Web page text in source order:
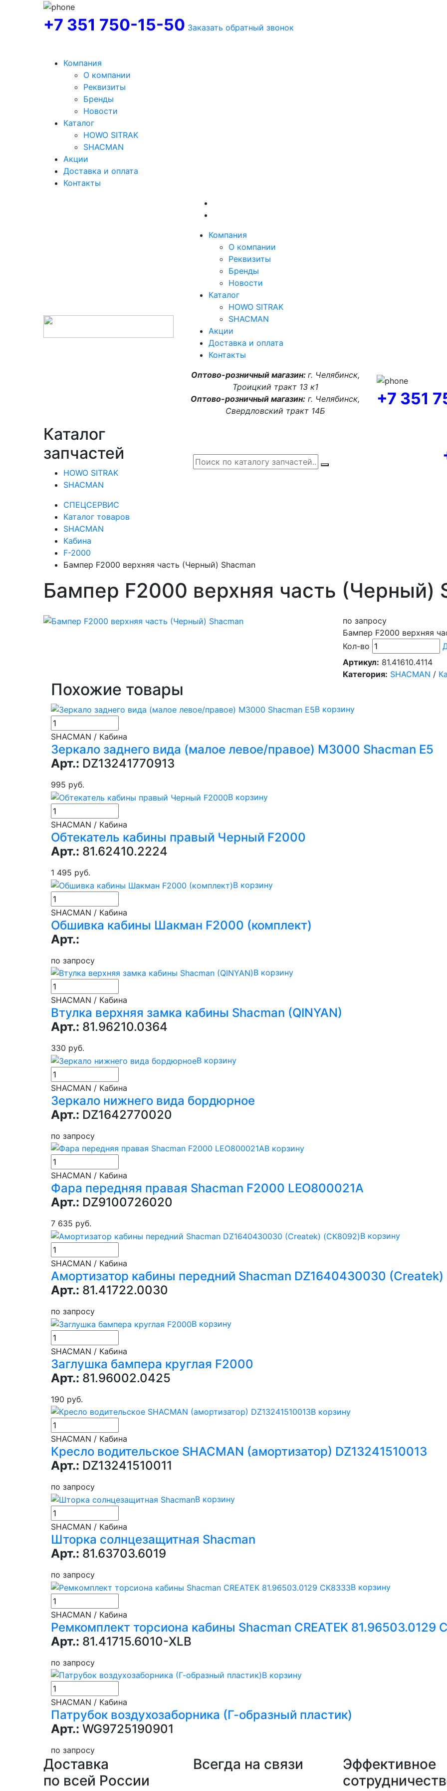
+7 351 750-15-50 Заказать обратный звонок
Компания
О компании
Реквизиты
Бренды
Новости
Каталог
HOWO SITRAK
SHACMAN
Акции
Доставка и оплата
Контакты
Компания
О компании
Реквизиты
Бренды
Новости
Каталог
HOWO SITRAK
SHACMAN
Акции
Доставка и оплата
Контакты
Оптово-розничный магазин: г. Челябинск,
Троицкий тракт 13 к1
Оптово-розничный магазин: г. Челябинск,
Свердловский тракт 14Б
+7 351
Каталог
запчастей
HOWO SITRAK
SHACMAN
СПЕЦСЕРВИС
Каталог товаров
SHACMAN
Кабина
F-2000
Бампер F2000 верхняя часть (Черный) Shacman
Бампер F2000 верхняя часть (Черный)
по запросу
Бампер F2000 верхняя
Кол-во
Артикул: 81.41610.4114
Категория: SHACMAN /
Похожие товары
В корзину
SHACMAN / Кабина
Зеркало заднего вида (малое левое/правое) M3000 Shacman E5
Арт.: DZ13241770913
995 руб.
В корзину
SHACMAN / Кабина
Обтекатель кабины правый Черный F2000
Арт.: 81.62410.2224
1 495 руб.
В корзину
SHACMAN / Кабина
Обшивка кабины Шакман F2000 (комплект)
Арт.:
по запросу
В корзину
SHACMAN / Кабина
Втулка верхняя замка кабины Shacman (QINYAN)
Арт.: 81.96210.0364
330 руб.
В корзину
SHACMAN / Кабина
Зеркало нижнего вида бордюрное
Арт.: DZ1642770020
по запросу
В корзину
SHACMAN / Кабина
Фара передняя правая Shacman F2000 LEO800021A
Арт.: DZ9100726020
7 635 руб.
В корзину
SHACMAN / Кабина
Амортизатор кабины передний Shacman DZ1640430030
Арт.: 81.41722.0030
по запросу
В корзину
SHACMAN / Кабина
Заглушка бампера круглая F2000
Арт.: 81.96002.0425
190 руб.
В корзину
SHACMAN / Кабина
Кресло водительское SHACMAN (амортизатор) DZ13241510013
Арт.: DZ13241510011
по запросу
В корзину
SHACMAN / Кабина
Шторка солнцезащитная Shacman
Арт.: 81.63703.6019
по запросу
В корзину
SHACMAN / Кабина
Ремкомплект торсиона кабины Shacman CREATEK 81.96503.0129
Арт.: 81.41715.6010-XLB
по запросу
В корзину
SHACMAN / Кабина
Патрубок воздухозаборника (Г-образный пластик)
Арт.: WG9725190901
по запросу
Доставка
по всей России
Всегда на связи
Эффективное